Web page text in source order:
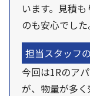
います。見積
のも安心でした
担当スタッフ
今回は1Rのア
が、物量が多